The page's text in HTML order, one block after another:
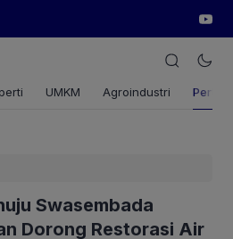
UMKM Agroindustri
Swasembada
Dorong Restorasi Air